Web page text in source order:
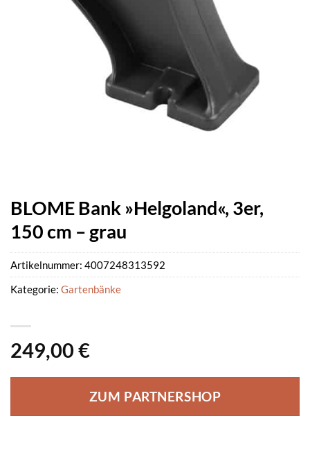
BLOME Bank »Helgoland«, 3er,
150 cm – grau
249,00 €
ZUM PARTNERSHOP
Artikelnummer: 4007248313592
Kategorie: Gartenbänke